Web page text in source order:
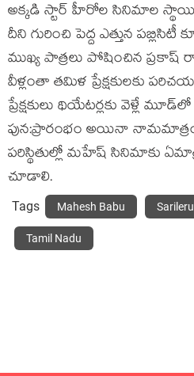
అక్కడి స్టార్ హీరోల సినిమాల
దీని గురించి పెద్ద ఎత్తున పబ్లిసిటీ
ముఖ్య పాత్రలు పోషించిన ప్రకాష్
వీళ్లంతా తమిళ ప్రేక్షకులకు
ప్రేక్షకులు థియేటర్లకు వెళ్లే
పున:ప్రారంభం అయినా
పరిస్థితుల్లో మహేష్ సినిమాకు
చూడాలి.
Tags Mahesh Babu
Tamil Nadu